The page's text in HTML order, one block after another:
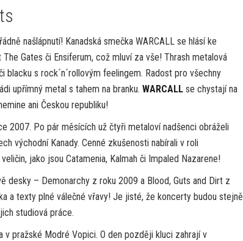
našlápnutí! Kanadská smečka WARCALL se hlásí ke
Gates či Ensiferum, což mluví za vše! Thrash metalová
blacku s rock´n´rollovým feelingem. Radost pro všechny
upřímný metal s tahem na branku. WARCALL se chystají na
ani Českou republiku!
2007. Po pár měsících už čtyři metaloví nadšenci obráželi
východní Kanady. Cenné zkušenosti nabírali v roli
jako jsou Catamenia, Kalmah či Impaled Nazarene!
desky – Demonarchy z roku 2009 a Blood, Guts and Dirt z
a texty plné válečné vřavy! Je jisté, že koncerty budou stejně
studiová práce.
v pražské Modré Vopici. O den později kluci zahrají v